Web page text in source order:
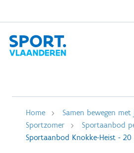
Home Samen bewegen met
Sportzomer
Sportaanbod
Sportaanbod Knokke-Heist - 20